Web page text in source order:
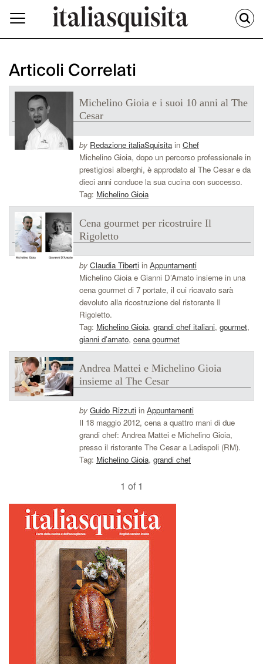
Articoli Correlati
Michelino Gioia e i suoi 10 anni al The
Cesar
by Redazione italiaSquisitain Chef
Michelino Gioia, dopo un percorso professionale in
prestigiosi alberghi, è approdato al The Cesar e da
dieci anni conduce la sua cucina con successo.
Tag: Michelino Gioia
Cena gourmet per ricostruire Il
Rigoletto
by Claudia Tiberti in Appuntamenti
Michelino Gioia e Gianni D’Amato insieme in una
cena gourmet di 7 portate, il cui ricavato sarà
devoluto alla ricostruzione del ristorante Il
Rigoletto.
Tag: Michelino Gioia, grandi chef italiani, gourmet,
gianni d’amato, cena gourmet
Andrea Mattei e Michelino Gioia
insieme al The Cesar
by Guido Rizzuti in Appuntamenti
Il 18 maggio 2012, cena a quattro mani di due
grandi chef: Andrea Mattei e Michelino Gioia,
presso il ristorante The Cesar a Ladispoli (RM).
Tag: Michelino Gioia, grandi chef
1 of 1